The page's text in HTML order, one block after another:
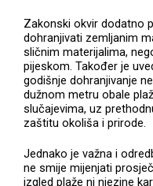
Zakonski okvir dodatno
dohranjivati zemljanim
sličnim materijalima,
pijeskom. Također je
godišnje dohranjivanje
dužnom metru obale
slučajevima, uz
zaštitu okoliša i prirode.
Jednako je važna i
ne smije mijenjati
izgled plaže ni njezine